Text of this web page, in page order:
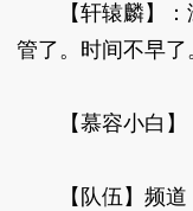
【轩辕麟】：
管了。时间不早
【慕容小白】
【队伍】频道